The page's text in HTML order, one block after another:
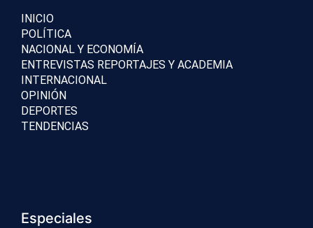
INICIO
POLÍTICA
NACIONAL Y ECONOMÍA
ENTREVISTAS REPORTAJES Y ACADEMIA
INTERNACIONAL
OPINIÓN
DEPORTES
TENDENCIAS
Especiales